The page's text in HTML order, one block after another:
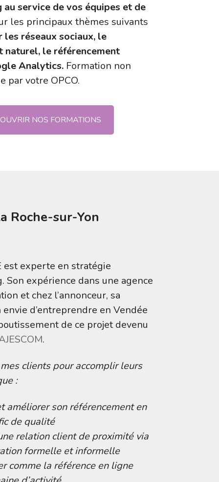
service de vos équipes et de
les principaux thèmes suivants
réseaux sociaux, le
naturel, le référencement
Analytics. Formation non
par votre OPCO.
NOS FORMATIONS
Roche-sur-Yon
est experte en stratégie
Son expérience dans une agence
et chez l’annonceur, sa
envie d’entreprendre en Vendée
de ce projet devenu
.
mes clients pour accomplir leurs
:
améliorer son référencement en
de qualité
relation client de proximité via
formelle et informelle
comme la référence en ligne